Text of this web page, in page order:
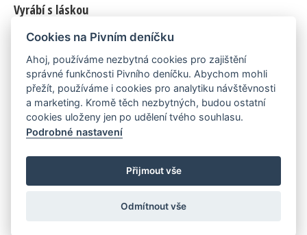
Vyrábí s láskou
© 2010–2026 byLukáš Zemanaka Emka
Máme rádi
Pivní.info
Poznámka pod čarou
Pivní deníček je nezávislý zdroj, který není spjat s žádným
konkrétním pivovarem ani restaurací. Názory uživatelů nemusí nutně
reprezentovat názory tvůrců Deníčku.
Cookies na Pivním deníčku
Ahoj, používáme nezbytná cookies pro zajištění
správné funkčnosti Pivního deníčku. Abychom mohli
přežít, používáme i cookies pro analytiku návštěvnosti
a marketing. Kromě těch nezbytných, budou ostatní
cookies uloženy jen po udělení tvého souhlasu.
Podrobné nastavení
Přijmout vše
Odmítnout vše